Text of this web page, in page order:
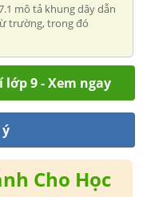
mô tả khung dây dẫn
trường, trong đó
lớp 9 - Xem ngay
Cho Học